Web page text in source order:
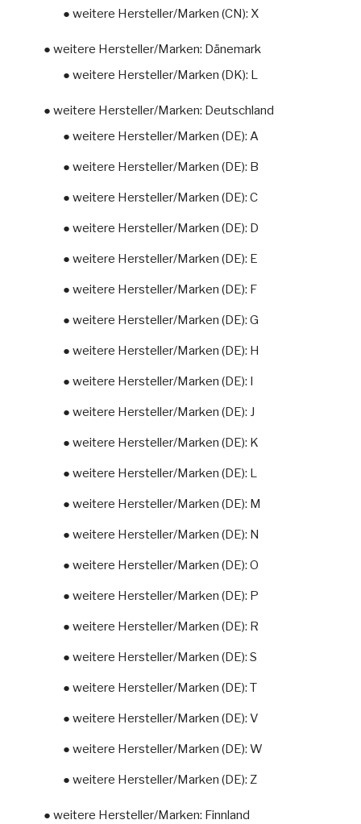
● weitere Hersteller/Marken (CN): X
● weitere Hersteller/Marken: Dänemark
● weitere Hersteller/Marken (DK): L
● weitere Hersteller/Marken: Deutschland
● weitere Hersteller/Marken (DE): A
● weitere Hersteller/Marken (DE): B
● weitere Hersteller/Marken (DE): C
● weitere Hersteller/Marken (DE): D
● weitere Hersteller/Marken (DE): E
● weitere Hersteller/Marken (DE): F
● weitere Hersteller/Marken (DE): G
● weitere Hersteller/Marken (DE): H
● weitere Hersteller/Marken (DE): I
● weitere Hersteller/Marken (DE): J
● weitere Hersteller/Marken (DE): K
● weitere Hersteller/Marken (DE): L
● weitere Hersteller/Marken (DE): M
● weitere Hersteller/Marken (DE): N
● weitere Hersteller/Marken (DE): O
● weitere Hersteller/Marken (DE): P
● weitere Hersteller/Marken (DE): R
● weitere Hersteller/Marken (DE): S
● weitere Hersteller/Marken (DE): T
● weitere Hersteller/Marken (DE): V
● weitere Hersteller/Marken (DE): W
● weitere Hersteller/Marken (DE): Z
● weitere Hersteller/Marken: Finnland